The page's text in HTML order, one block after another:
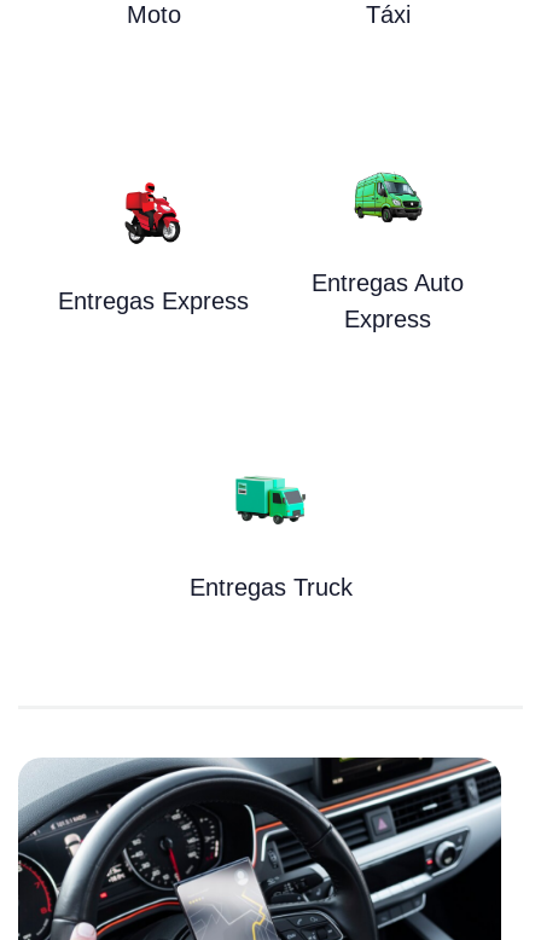
Moto Táxi
Entregas Express
Entregas Auto
Express
Entregas Truck